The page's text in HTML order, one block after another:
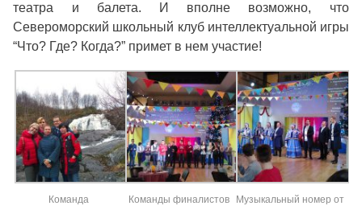
театра и балета. И вполне возможно, что
Североморский школьный клуб интеллектуальной игры
“Что? Где? Когда?” примет в нем участие!
Команда
Команды финалистов
Музыкальный номер от